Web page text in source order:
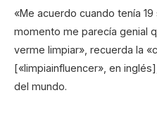
«Me acuerdo cuando tenía
momento me parecía genial
verme limpiar», recuerda la
[«limpiainfluencer», en
del mundo.